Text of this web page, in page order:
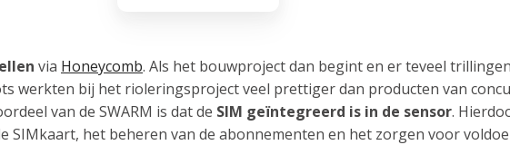
via Honeycomb. Als het bouwproject dan begint en er teveel
werkten bij het rioleringsproject veel prettiger dan producten van
van de SWARM is dat de SIM geïntegreerd is in de sensor.
SIMkaart, het beheren van de abonnementen en het zorgen voor